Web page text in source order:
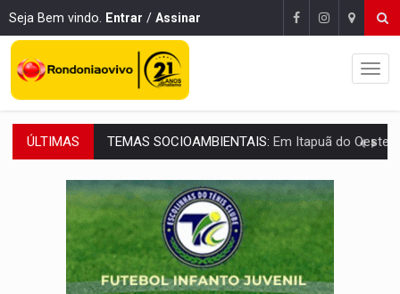
Seja Bem vindo. Entrar / Assinar
ÚLTIMAS PREVISÃO:Interior de Rondônia terá sábado (8) de calor intenso
INFRAESTRUTURA:Após quase 30 anos de espera, asfalto chega ao
A ILHA: Coreografia de Rondônia estreia na programação do Festival de
ELEIÇÕES 2026:Sgt. Mouza esclarece 'erro de digitação' em declaração de
JUDICIÁRIO:Sinjur parabeniza servidores pelo adicional de incentivo com